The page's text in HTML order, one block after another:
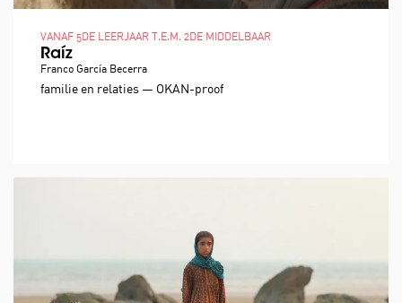
Raíz
Franco García Becerra
VANAF 5DE LEERJAAR T.E.M. 2DE MIDDELBAAR
familie en relaties — OKAN-proof